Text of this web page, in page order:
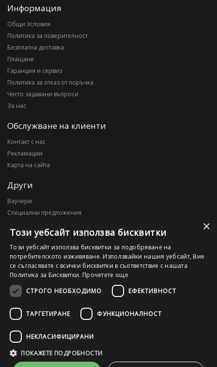
Информация
Общи Условия
Политика за поверителност
Безплатна доставка
Плащане
Гаранция и сервиз
Политика за отказ от поръчка
Често задавани въпроси
За нас
Обслужване на клиенти
Контакт с нас
Рекламации
Карта на сайта
Други
Ваучери
Специални предложения
Моят профил
Моят профил
История на поръчките
Желани продукти
203010795
×
Този уебсайт използва бисквитки
Този уебсайт използва бисквитки за подобряване на
потребителското изживяване. Използвайки нашия уебсайт, Вие
се съгласявате с всички бисквитки в съответствие с нашата
Политика за Бисквитки. Прочетете още
СТРОГО НЕОБХОДИМО
ЕФЕКТИВНОСТ
ТАРГЕТИРАНЕ ФУНКЦИОНАЛНОСТ
НЕКЛАСИФИЦИРАНИ
ПОКАЖЕТЕ ПОДРОБНОСТИ